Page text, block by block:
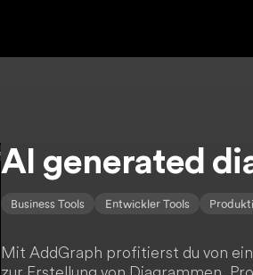
AI generated
Business Tools Entwickler Tools
Mit AddGraph profitierst du von